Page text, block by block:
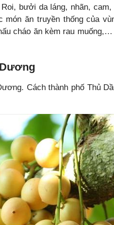
bưởi da láng, nhãn,
ăn truyền thống của
cháo ăn kèm rau
Cách thành phố Thủ